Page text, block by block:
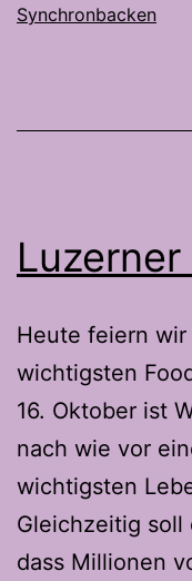
Synchronbacken
Luzerner
Heute feiern
wichtigsten
16. Oktober ist
nach wie vor
wichtigsten
Gleichzeitig soll
dass Millionen